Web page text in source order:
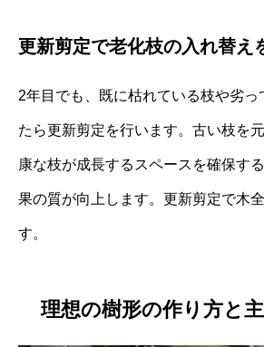
更新剪定で老化枝の入れ替え
2年目でも、既に枯れている枝や劣っ
たら更新剪定を行います。古い枝を
康な枝が成長するスペースを確保す
果の質が向上します。更新剪定で木
す。
理想の樹形の作り方と